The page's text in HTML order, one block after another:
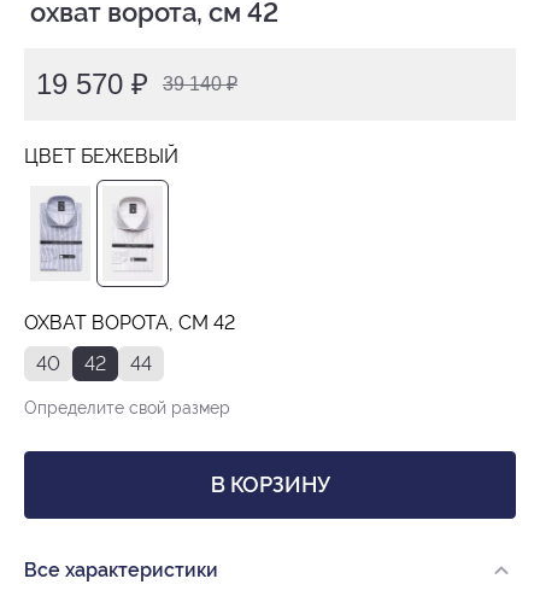
охват ворота, см 42
19 570 ₽ 39 140 ₽
ЦВЕТ БЕЖЕВЫЙ
ОХВАТ ВОРОТА, СМ 42
40
42 44
Определите свой размер
В КОРЗИНУ
Все характеристики